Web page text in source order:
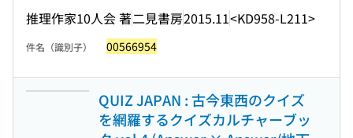
推理作家10人会 著二見書房2015.11<KD958-L211>
件名（識別子） 00566954
QUIZ JAPAN : 古今東西のクイズ
を網羅するクイズカルチャーブッ